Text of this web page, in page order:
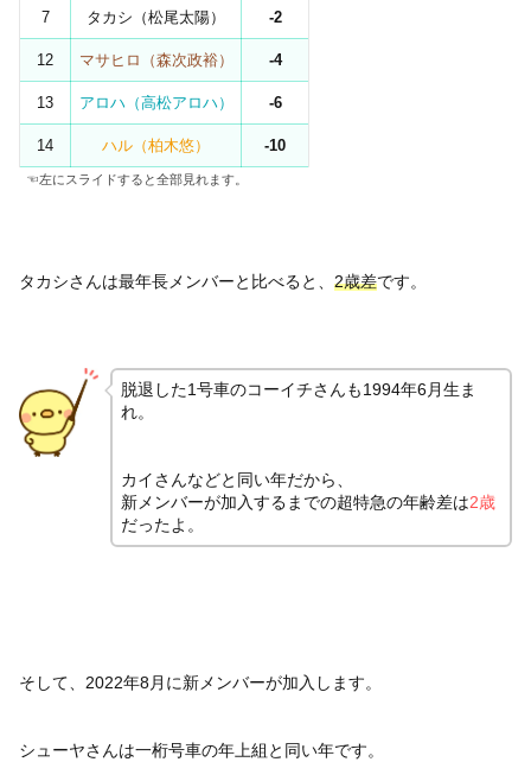
7 タカシ（松尾太陽） -2
12 マサヒロ（森次政裕） -4
13 アロハ（高松アロハ） -6
14 ハル（柏木悠） -10
☜左にスライドすると全部見れます。
タカシさんは最年長メンバーと比べると、 2歳差です。
脱退した1号車のコーイチさんも1994年6月生ま
れ。
カイさんなどと同い年だから、
新メンバーが加入するまでの超特急の年齢差は2歳
だったよ。
そして、2022年8月に新メンバーが加入します。
シューヤさんは一桁号車の年上組と同い年です。